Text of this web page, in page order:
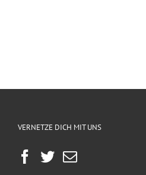
VERNETZE DICH MIT UNS